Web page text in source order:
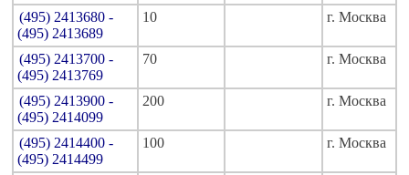
(495) 2413680 -
(495) 2413689
10 г. Москва
(495) 2413700 -
(495) 2413769
70 г. Москва
(495) 2413900 -
(495) 2414099
200 г. Москва
(495) 2414400 -
(495) 2414499
100 г. Москва